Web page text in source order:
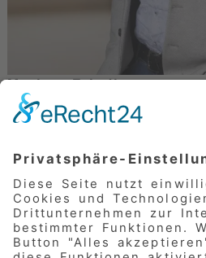
Markus Friedl
IT
Marketing
Fuhrpark
Datenschutz
Leiharbeit
09183 / 914 100